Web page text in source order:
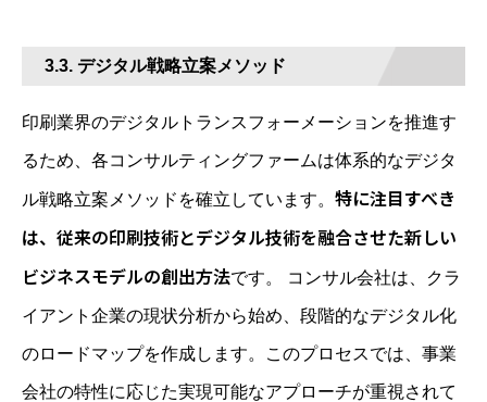
3.3. デジタル戦略立案メソッド
印刷業界のデジタルトランスフォーメーションを推進す
るため、各コンサルティングファームは体系的なデジタ
ル戦略立案メソッドを確立しています。 特に注目すべき
は、従来の印刷技術とデジタル技術を融合させた新しい
ビジネスモデルの創出方法です。 コンサル会社は、クラ
イアント企業の現状分析から始め、段階的なデジタル化
のロードマップを作成します。このプロセスでは、事業
会社の特性に応じた実現可能なアプローチが重視されて